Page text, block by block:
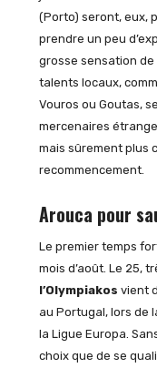
(Porto) seront, eux,
prendre un peu
grosse sensation
talents locaux,
Vouros ou Goutas,
mercenaires
mais sûrement plus
recommencement.
Arouca pour
Le premier temps
mois d’août. Le 25,
l’Olympiakos vient
au Portugal, lors de
la Ligue Europa.
choix que de se